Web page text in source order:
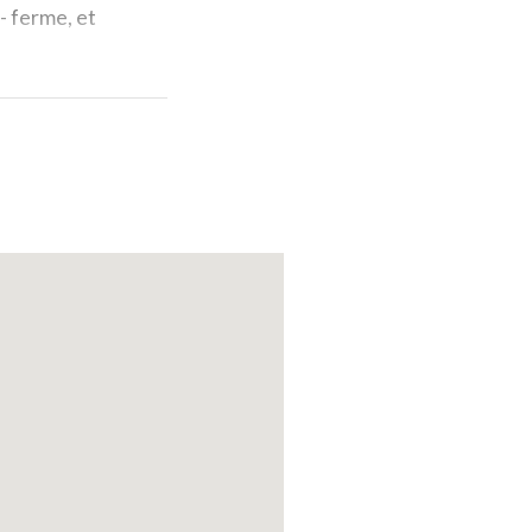
ferme, et
de Cecilia